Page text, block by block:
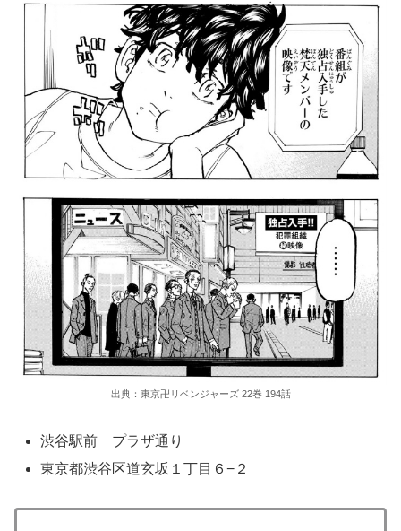
出典：東京卍リベンジャーズ 22巻 194話
渋谷駅前 プラザ通り
東京都渋谷区道玄坂１丁目６−２